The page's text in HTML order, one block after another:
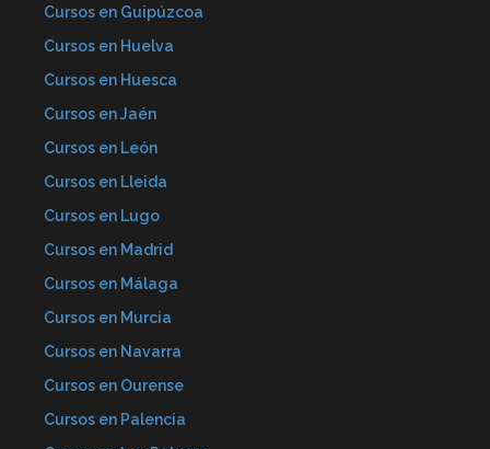
Cursos en Guipúzcoa
Cursos en Huelva
Cursos en Huesca
Cursos en Jaén
Cursos en León
Cursos en Lleida
Cursos en Lugo
Cursos en Madrid
Cursos en Málaga
Cursos en Murcia
Cursos en Navarra
Cursos en Ourense
Cursos en Palencia